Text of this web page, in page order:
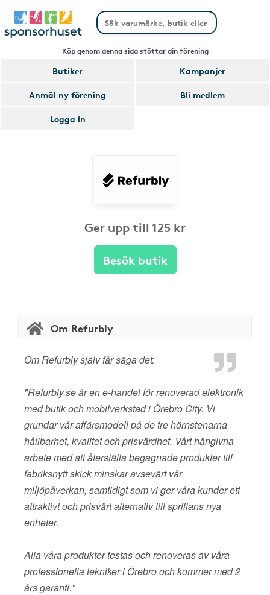
Köp genom denna sida stöttar din förening
Butiker
Kampanjer
Anmäl ny förening
Bli medlem
Logga in
Ger upp till 125 kr
Besök butik
Om Refurbly
Om Refurbly själv får säga det:
"Refurbly.se är en e-handel för renoverad elektronik
med butik och mobilverkstad i Örebro City. Vi
grundar vår affärsmodell på de tre hörnstenarna
hållbarhet, kvalitet och prisvärdhet. Vårt hängivna
arbete med att återställa begagnade produkter till
fabriksnytt skick minskar avsevärt vår
miljöpåverkan, samtidigt som vi ger våra kunder ett
attraktivt och prisvärt alternativ till sprillans nya
enheter.
Alla våra produkter testas och renoveras av våra
professionella tekniker i Örebro och kommer med 2
års garanti."